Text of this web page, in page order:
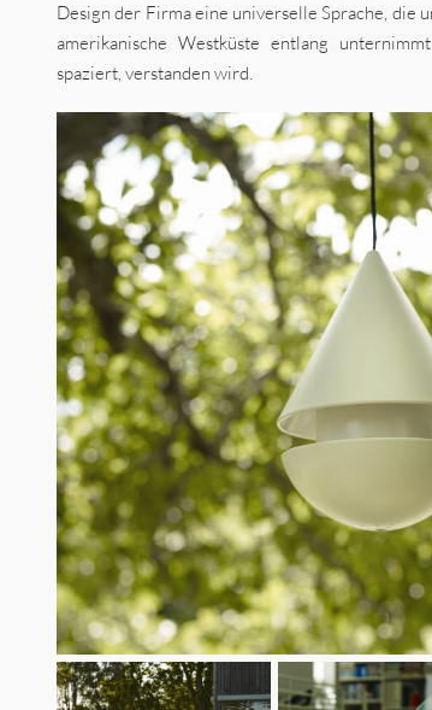
Design der Firma eine universelle Sprache, die
amerikanische Westküste entlang
spaziert, verstanden wird.